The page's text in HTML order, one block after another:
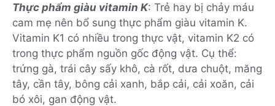
Thực phẩm giàu vitamin K: Trẻ hay bị chảy máu
cam mẹ nên bổ sung thực phẩm giàu vitamin K.
Vitamin K1 có nhiều trong thực vật, vitamin K2 có
trong thực phẩm nguồn gốc động vật. Cụ thể:
trứng gà, trái cây sấy khô, cà rốt, dưa chuột, măng
tây, cần tây, bông cải xanh, bắp cải, cải xoăn, cải
bó xôi, gan động vật.